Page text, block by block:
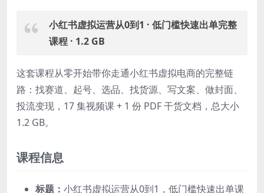
小红书虚拟运营从0到1 · 低门槛快速出单完整
课程 · 1.2 GB
这套课程从零开始带你走通小红书虚拟电商的完整链
路：找赛道、起号、选品、找货源、写文案、做封面、
投流变现，17 集视频课 + 1 份 PDF 干货文档，总大小
1.2 GB。
课程信息
标题： 小红书虚拟运营从0到1，低门槛快速出单课